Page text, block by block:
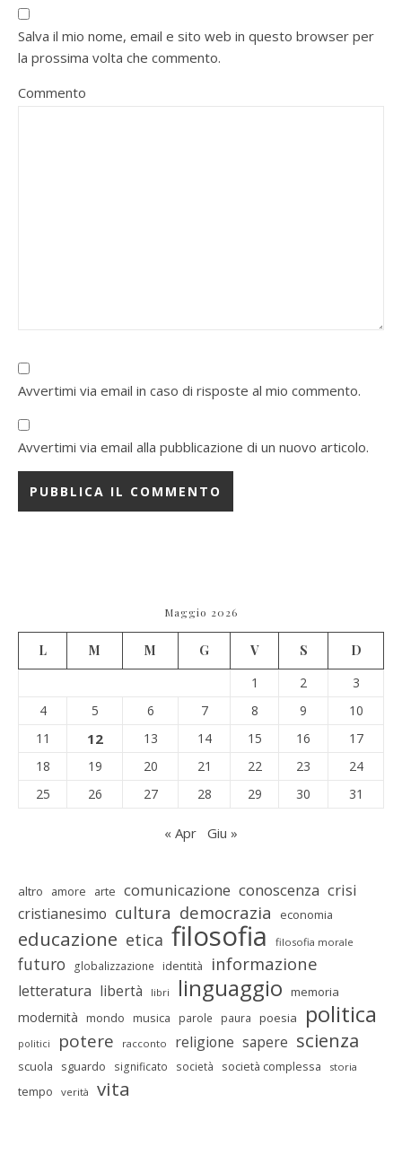
Salva il mio nome, email e sito web in questo browser per
la prossima volta che commento.
Commento
Avvertimi via email in caso di risposte al mio commento.
Avvertimi via email alla pubblicazione di un nuovo articolo.
Maggio 2026
L M M G V S
D
1
2
3
4
5 6 7 8 9
10
11
12 13 14 15 16
17
18
19 20 21 22 23
24
25
26 27 28 29 30 31
« Apr Giu »
altro amore arte comunicazione conoscenza crisi
cristianesimo cultura democrazia economia
educazione etica filosofia filosofia morale
futuro globalizzazione identità informazione
letteratura libertà libri linguaggio memoria
modernità mondo musica parole paura poesia politica
politici potere racconto religione sapere scienza
scuola sguardo significato società società complessa storia
tempo verità vita